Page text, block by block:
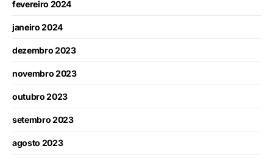
fevereiro 2024
janeiro 2024
dezembro 2023
novembro 2023
outubro 2023
setembro 2023
agosto 2023